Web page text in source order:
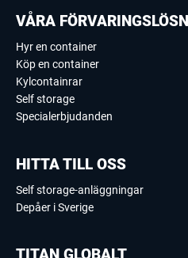
VÅRA
Hyr en container
Köp en container
Kylcontainrar
Self storage
Specialerbjudanden
HITTA TILL OSS
Self storage-anläggningar
Depåer i Sverige